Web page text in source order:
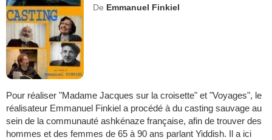
De Emmanuel Finkiel
Pour réaliser "Madame Jacques sur la croisette" et "Voyages", le
réalisateur Emmanuel Finkiel a procédé à du casting sauvage au
sein de la communauté ashkénaze française, afin de trouver des
hommes et des femmes de 65 à 90 ans parlant Yiddish. Il a ici